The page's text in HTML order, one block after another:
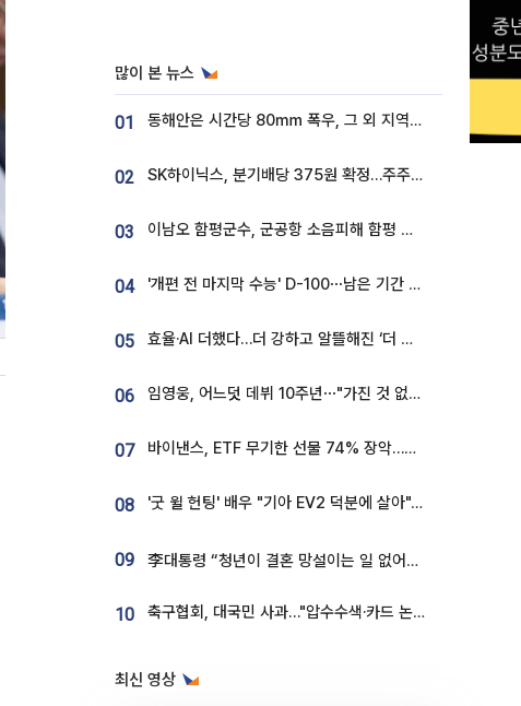
많이 본 뉴스
01 동해안은 시간당 80㎜ 폭우, 그 외 지역은 폭염…‘극과 극 날씨’
02 SK하이닉스, 분기배당 375원 확정…주주환원책 9월로 앞당겨 발표
03 이남오 함평군수, 군공항 소음피해 함평 보상 요구
04 '개편 전 마지막 수능' D-100⋯남은 기간 성적 올릴 전략은
05 효율·AI 더했다…더 강하고 알뜰해진 ‘더 뉴 그랜저 하이브리드’ [ET의 모빌리티]
06 임영웅, 어느덧 데뷔 10주년⋯"가진 것 없던 시절, 내 앞엔 20명의 팬뿐"
07 바이낸스, ETF 무기한 선물 74% 장악…한국 레버리지 ETF 거래 급증 [e가상자산]
08 '굿 윌 헌팅' 배우 "기아 EV2 덕분에 살아"…교통사고 후 안전성 극찬
09 李대통령 “청년이 결혼 망설이는 일 없어야...제도상 불이익 조사”
10 축구협회, 대국민 사과…"압수수색·카드 논란 사죄, 강도 높은 쇄신"
최신 영상